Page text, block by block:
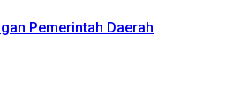
Pemerintah Daerah